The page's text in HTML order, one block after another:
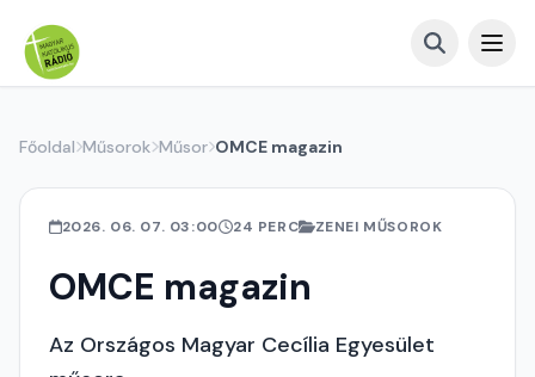
Főoldal Műsorok Műsor OMCE magazin
2026. 06. 07. 03:00 24 PERC ZENEI MŰSOROK
OMCE magazin
Az Országos Magyar Cecília Egyesület